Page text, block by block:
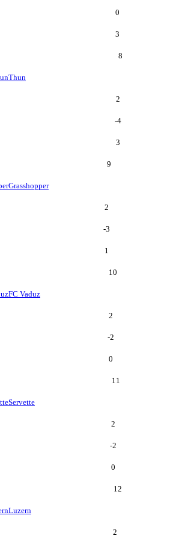
0
3
8
Thun
2
-4
3
9
Grasshopper
2
-3
1
10
FC Vaduz
2
-2
0
11
Servette
2
-2
0
12
Luzern
2